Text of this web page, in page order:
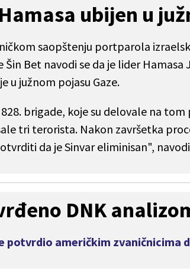
ubijen u
saopštenju portparola
Šin Bet navodi se da je lider
u južnom pojasu Gaze.
brigade, koje su delovale na
tri terorista. Nakon završetka
da je Sinvar eliminisan",
DNK
potvrdio američkim zvaničnicima